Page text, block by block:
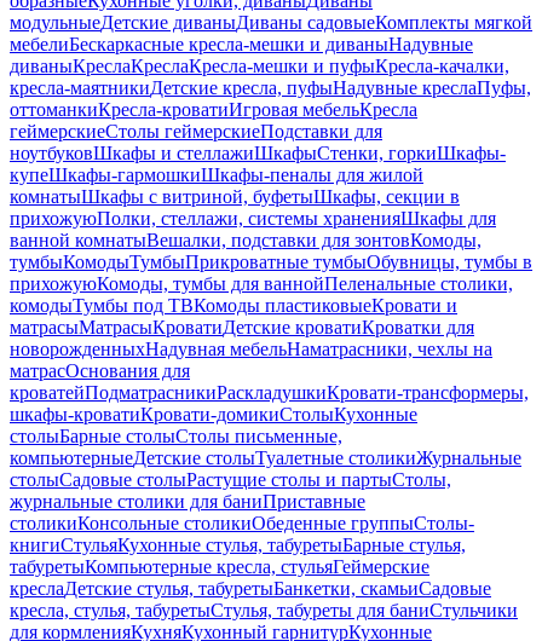
модульныеДетские диваныДиваны садовыеКомплекты мягкой
мебелиБескаркасные кресла-мешки и диваныНадувные
диваныКреслаКреслаКресла-мешки и пуфыКресла-качалки,
кресла-маятникиДетские кресла, пуфыНадувные креслаПуфы,
оттоманкиКресла-кроватиИгровая мебельКресла
геймерскиеСтолы геймерскиеПодставки для
ноутбуковШкафы и стеллажиШкафыСтенки, горкиШкафы-
купеШкафы-гармошкиШкафы-пеналы для жилой
комнатыШкафы с витриной, буфетыШкафы, секции в
прихожуюПолки, стеллажи, системы храненияШкафы для
ванной комнатыВешалки, подставки для зонтовКомоды,
тумбыКомодыТумбыПрикроватные тумбыОбувницы, тумбы в
прихожуюКомоды, тумбы для ваннойПеленальные столики,
комодыТумбы под ТВКомоды пластиковыеКровати и
матрасыМатрасыКроватиДетские кроватиКроватки для
новорожденныхНадувная мебельНаматрасники, чехлы на
матрасОснования для
кроватейПодматрасникиРаскладушкиКровати-трансформеры,
шкафы-кроватиКровати-домикиСтолыКухонные
столыБарные столыСтолы письменные,
компьютерныеДетские столыТуалетные столикиЖурнальные
столыСадовые столыРастущие столы и партыСтолы,
журнальные столики для баниПриставные
столикиКонсольные столикиОбеденные группыСтолы-
книгиСтульяКухонные стулья, табуретыБарные стулья,
табуретыКомпьютерные кресла, стульяГеймерские
креслаДетские стулья, табуретыБанкетки, скамьиСадовые
кресла, стулья, табуретыСтулья, табуреты для баниСтульчики
для кормленияКухняКухонный гарнитурКухонные